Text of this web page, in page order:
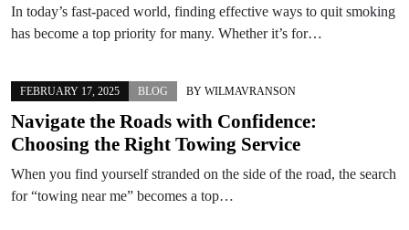
In today’s fast-paced world, finding effective ways to quit smoking
has become a top priority for many. Whether it’s for…
FEBRUARY 17, 2025 BLOG BY WILMAVRANSON
Navigate the Roads with Confidence:
Choosing the Right Towing Service
When you find yourself stranded on the side of the road, the search
for “towing near me” becomes a top…